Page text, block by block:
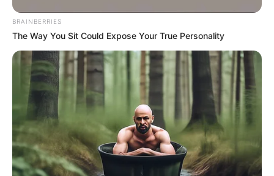
Με τους
σταρ έφτασε τους
στην καριέρα του στο ΝΒΑ και ανέβηκε στην
42η θέσητης λίστας των κορυφαίων σκόρερ
όλων των εποχών!
Ο επόμενος στόχος – Η είσοδος στην
40άδα
Ο “Greek Freak” πλέον στοχεύει στην είσοδό
BRAINBERRIES
The Way You Sit Could Expose Your True Personality